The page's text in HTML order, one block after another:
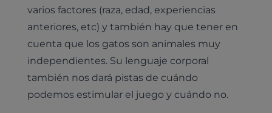
varios factores (raza, edad, experiencias
anteriores, etc) y también hay que tener en
cuenta que los gatos son animales muy
independientes. Su lenguaje corporal
también nos dará pistas de cuándo
podemos estimular el juego y cuándo no.